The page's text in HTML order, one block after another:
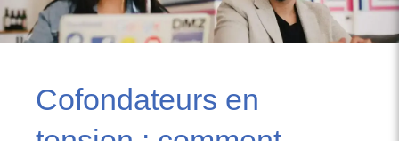
Cofondateurs en